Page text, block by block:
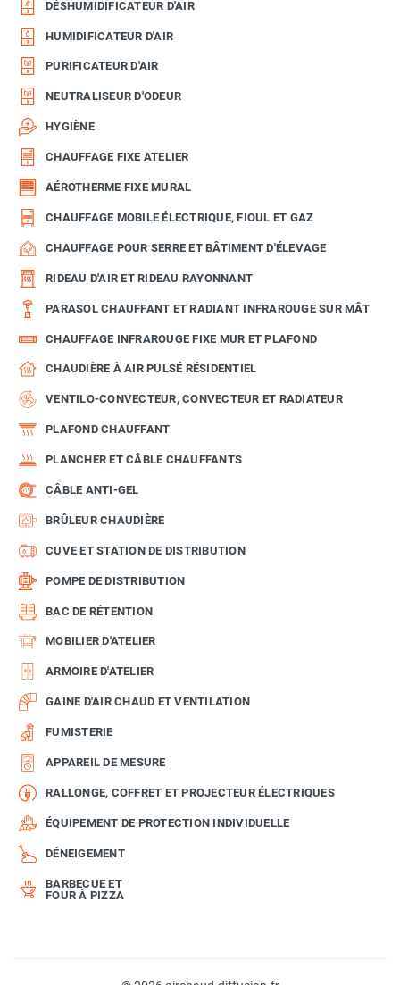
DÉSHUMIDIFICATEUR D'AIR
HUMIDIFICATEUR D'AIR
PURIFICATEUR D'AIR
NEUTRALISEUR D'ODEUR
HYGIÈNE
CHAUFFAGE FIXE ATELIER
AÉROTHERME FIXE MURAL
CHAUFFAGE MOBILE ÉLECTRIQUE, FIOUL ET GAZ
CHAUFFAGE POUR SERRE ET BÂTIMENT D'ÉLEVAGE
RIDEAU D'AIR ET RIDEAU RAYONNANT
PARASOL CHAUFFANT ET RADIANT INFRAROUGE SUR MÂT
CHAUFFAGE INFRAROUGE FIXE MUR ET PLAFOND
CHAUDIÈRE À AIR PULSÉ RÉSIDENTIEL
VENTILO-CONVECTEUR, CONVECTEUR ET RADIATEUR
PLAFOND CHAUFFANT
PLANCHER ET CÂBLE CHAUFFANTS
CÂBLE ANTI-GEL
BRÛLEUR CHAUDIÈRE
CUVE ET STATION DE DISTRIBUTION
POMPE DE DISTRIBUTION
BAC DE RÉTENTION
MOBILIER D'ATELIER
ARMOIRE D'ATELIER
GAINE D'AIR CHAUD ET VENTILATION
FUMISTERIE
APPAREIL DE MESURE
RALLONGE, COFFRET ET PROJECTEUR ÉLECTRIQUES
ÉQUIPEMENT DE PROTECTION INDIVIDUELLE
DÉNEIGEMENT
BARBECUE ET
FOUR À PIZZA